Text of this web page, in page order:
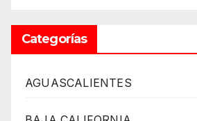
Categorías
AGUASCALIENTES